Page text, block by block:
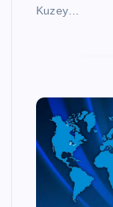
Kuzey…